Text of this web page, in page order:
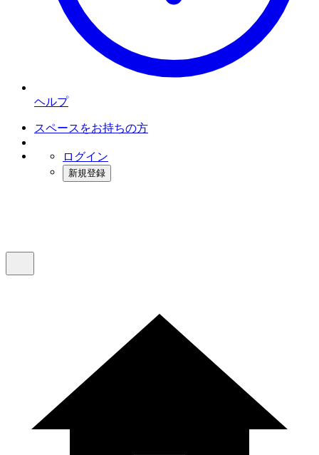
ヘルプ
スペースをお持ちの方
ログイン
新規登録